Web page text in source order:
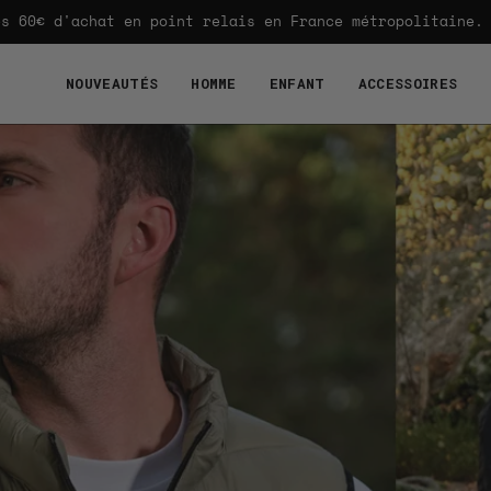
Aller
au
d'achat en point relais en France métropolitaine.
NOUVEAUTÉS HOMME ENFANT ACCESSOIRES